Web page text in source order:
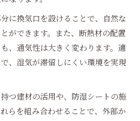
に換気口を設けることで、自然な
ができます。また、断熱材の配置
、通気性は大きく変わります。適
、湿気が滞留しにくい環境を実現
つ建材の活用や、防湿シートの施
らを組み合わせることで、外部か